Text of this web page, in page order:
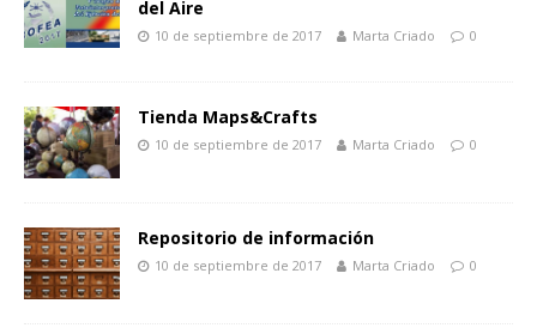
del Aire
10 de septiembre de 2017 Marta Criado 0
Tienda Maps&Crafts
10 de septiembre de 2017 Marta Criado 0
Repositorio de información
10 de septiembre de 2017 Marta Criado 0